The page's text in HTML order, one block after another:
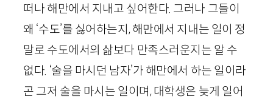
떠나 해만에서 지내고 싶어한다. 그러나 그들이
왜 ‘수도’를 싫어하는지, 해만에서 지내는 일이 정
말로 수도에서의 삶보다 만족스러운지는 알 수
없다. ‘술을 마시던 남자’가 해만에서 하는 일이라
곤 그저 술을 마시는 일이며, 대학생은 늦게 일어